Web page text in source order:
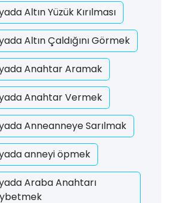
Altın Yüzük Kırılması
Altın Çaldığını Görmek
Anahtar Aramak
Anahtar Vermek
Anneanneye Sarılmak
anneyi öpmek
Araba Anahtarı